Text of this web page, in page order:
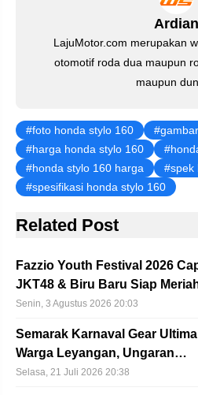
Ardian
LajuMotor.com merupakan
otomotif roda dua maupun
maupun
foto honda stylo 160
harga honda stylo 160
honda stylo 160 harga
spek
spesifikasi honda stylo 160
Related Post
Fazzio Youth Festival 2026
JKT48 & Biru Baru Siap
Senin, 3 Agustus 2026 20:03
Semarak Karnaval Gear
Warga Leyangan, Ungaran…
Selasa, 21 Juli 2026 20:38